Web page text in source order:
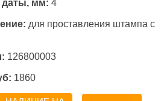
даты, мм: 4
для проставления штампа с
126800003
1860